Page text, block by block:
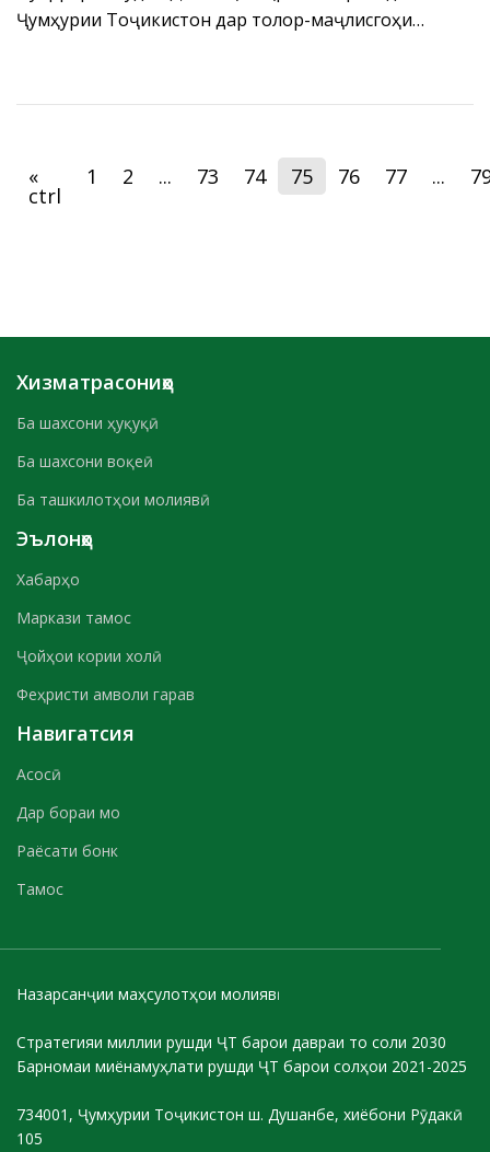
Ҷумҳурии Тоҷикистон дар толор-маҷлисгоҳи
2021, бо иштироки доираи васеъи
«
ctrl
1 2 ... 73 74 75 76 77 ...
Хизматрасониҳо
Ба шахсони ҳуқуқӣ
Ба шахсони воқеӣ
Ба ташкилотҳои молиявӣ
Эълонҳо
Хабарҳо
Маркази тамос
Ҷойҳои кории холӣ
Феҳристи амволи гарав
Навигатсия
Асосӣ
Дар бораи мо
Раёсати бонк
Тамос
Назарсанҷии маҳсулотҳои молиявӣ
Стратегияи миллии рушди ҶТ барои давраи то соли 2030
Барномаи миёнамуҳлати рушди ҶТ барои солҳои 2021-2025
734001, Ҷумҳурии Тоҷикистон ш. Душанбе, хиёбони Рӯдакӣ
105